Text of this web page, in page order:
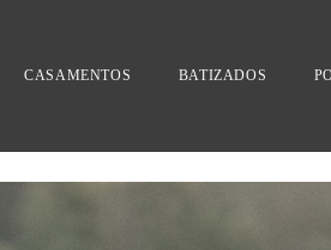
CASAMENTOS BATIZADOS